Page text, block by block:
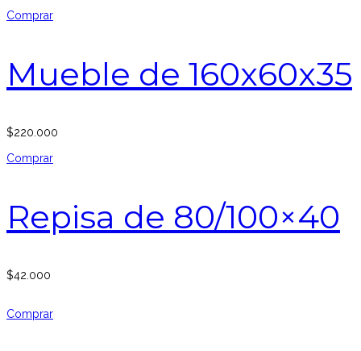
Comprar
Mueble de 160x60x35
$220.000
Comprar
Repisa de 80/100×40
$42.000
Comprar